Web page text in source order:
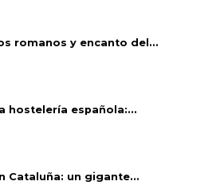
romanos y encanto del...
hostelería española:...
Cataluña: un gigante...